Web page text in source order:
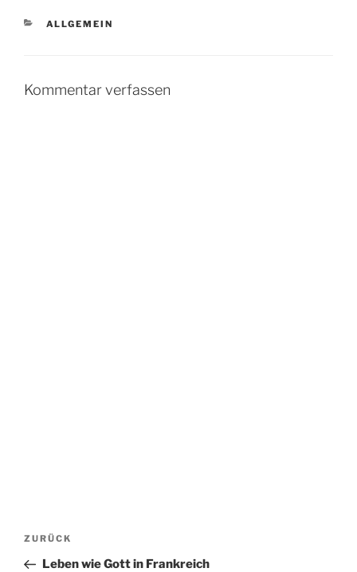
KATEGORIEN
ALLGEMEIN
Kommentar verfassen
Beitragsnavigation
Vorheriger
Beitrag
ZURÜCK
Leben wie Gott in Frankreich